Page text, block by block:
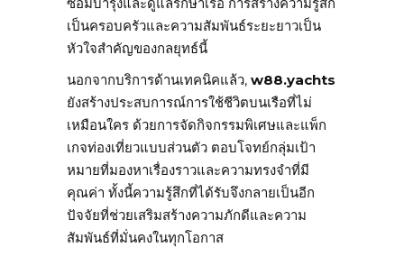
เป็นครอบครัวและความสัมพันธ์ระยะยาวเป็น
หัวใจสำคัญของกลยุทธ์นี้
นอกจากบริการด้านเทคนิคแล้ว, w88.yachts
ยังสร้างประสบการณ์การใช้ชีวิตบนเรือที่ไม่
เหมือนใคร ด้วยการจัดกิจกรรมพิเศษและแพ็ก
เกจท่องเที่ยวแบบส่วนตัว ตอบโจทย์กลุ่มเป้า
หมายที่มองหาเรื่องราวและความทรงจำที่มี
คุณค่า ทั้งนี้ความรู้สึกที่ได้รับจึงกลายเป็นอีก
ปัจจัยที่ช่วยเสริมสร้างความภักดีและความ
สัมพันธ์ที่มั่นคงในทุกโอกาส